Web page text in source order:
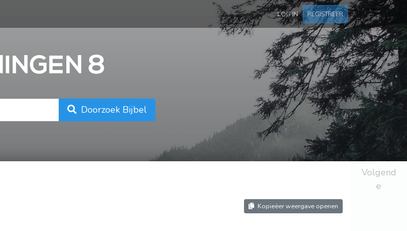
LOG IN REGISTREER
8
Doorzoek Bijbel
Kopieëer weergave openen
Volgend
e